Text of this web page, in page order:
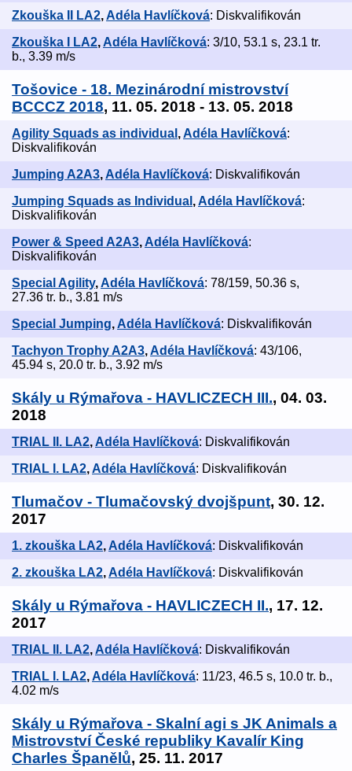
Zkouška II LA2,Adéla Havlíčková: Diskvalifikován
Zkouška I LA2, Adéla Havlíčková: 3/10, 53.1 s, 23.1 tr.
b., 3.39 m/s
Tošovice - 18. Mezinárodní mistrovství
BCCCZ 2018, 11. 05. 2018 - 13. 05. 2018
Agility Squads as individual ,Adéla Havlíčková:
Diskvalifikován
Jumping A2A3, Adéla Havlíčková: Diskvalifikován
Jumping Squads as Individual ,Adéla Havlíčková:
Diskvalifikován
Power & Speed A2A3, Adéla Havlíčková:
Diskvalifikován
Special Agility,Adéla Havlíčková: 78/159, 50.36 s,
27.36 tr. b., 3.81 m/s
Special Jumping, Adéla Havlíčková: Diskvalifikován
Tachyon Trophy A2A3,Adéla Havlíčková: 43/106,
45.94 s, 20.0 tr. b., 3.92 m/s
Skály u Rýmařova - HAVLICZECH III., 04. 03.
2018
TRIAL II. LA2, Adéla Havlíčková: Diskvalifikován
TRIAL I. LA2,Adéla Havlíčková: Diskvalifikován
Tlumačov - Tlumačovský dvojšpunt, 30. 12.
2017
1. zkouška LA2, Adéla Havlíčková: Diskvalifikován
2. zkouška LA2,Adéla Havlíčková: Diskvalifikován
Skály u Rýmařova - HAVLICZECH II., 17. 12.
2017
TRIAL II. LA2, Adéla Havlíčková: Diskvalifikován
TRIAL I. LA2,Adéla Havlíčková: 11/23, 46.5 s, 10.0 tr. b.,
4.02 m/s
Skály u Rýmařova - Skalní agi s JK Animals a
Mistrovství České republiky Kavalír King
Charles Španělů, 25. 11. 2017